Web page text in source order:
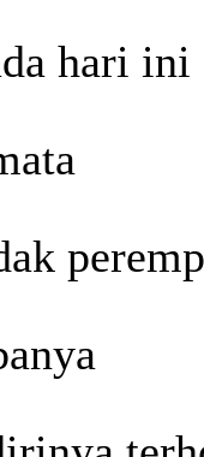
hari ini